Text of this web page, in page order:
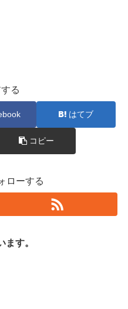
る
はてブ
コピー
ローする
す。